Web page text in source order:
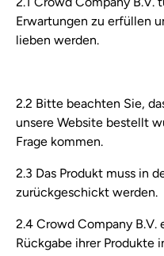
Erwartungen zu erfüllen
lieben werden.
2.2 Bitte beachten Sie,
unsere Website bestellt
Frage kommen.
2.3 Das Produkt muss in
zurückgeschickt werden.
2.4 Crowd Company
Rückgabe ihrer Produkte